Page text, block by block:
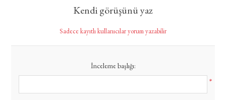
Kendi görüşünü yaz
Sadece kayıtlı kullanıcılar yorum yazabilir
İnceleme başlığı:
*